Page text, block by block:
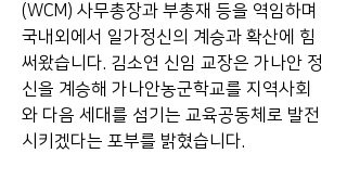
(WCM) 사무총장과 부총재 등을 역임하며
국내외에서 일가정신의 계승과 확산에 힘
써왔습니다. 김소연 신임 교장은 가나안 정
신을 계승해 가나안농군학교를 지역사회
와 다음 세대를 섬기는 교육공동체로 발전
시키겠다는 포부를 밝혔습니다.